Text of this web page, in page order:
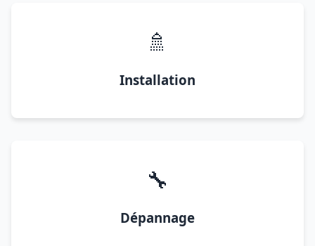
🚿
Installation
🔧
Dépannage